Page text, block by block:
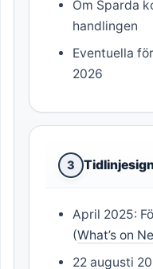
Om Sparda
handlingen
Eventuella
2026
3
April 2025:
(What’s on
22 augusti